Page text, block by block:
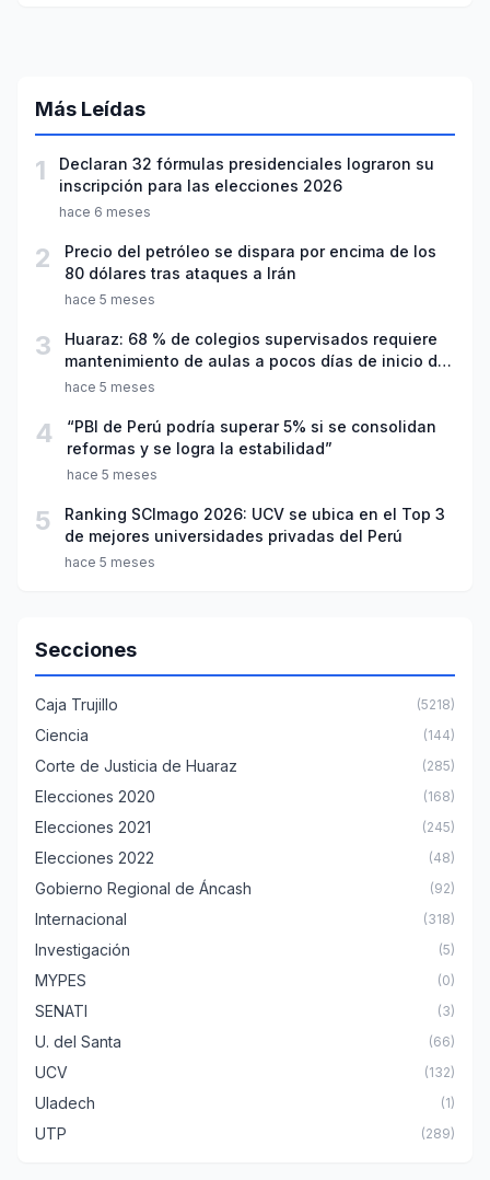
Más Leídas
1
Declaran 32 fórmulas presidenciales lograron su
inscripción para las elecciones 2026
hace 6 meses
2
Precio del petróleo se dispara por encima de los
80 dólares tras ataques a Irán
hace 5 meses
3
Huaraz: 68 % de colegios supervisados requiere
mantenimiento de aulas a pocos días de inicio del
año escolar 2026
hace 5 meses
4
“PBI de Perú podría superar 5% si se consolidan
reformas y se logra la estabilidad”
hace 5 meses
5
Ranking SCImago 2026: UCV se ubica en el Top 3
de mejores universidades privadas del Perú
hace 5 meses
Secciones
Caja Trujillo (5218)
Ciencia (144)
Corte de Justicia de Huaraz (285)
Elecciones 2020 (168)
Elecciones 2021 (245)
Elecciones 2022 (48)
Gobierno Regional de Áncash (92)
Internacional (318)
Investigación (5)
MYPES (0)
SENATI (3)
U. del Santa (66)
UCV (132)
Uladech (1)
UTP (289)